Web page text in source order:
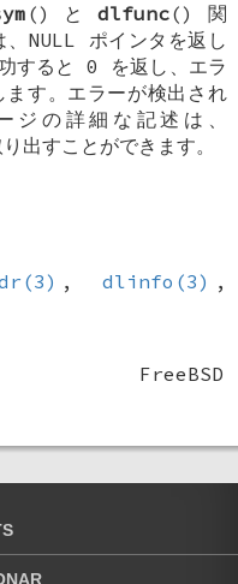
() とdlfunc() 関
、NULL ポインタを返し
すると 0 を返し、エラ
す。エラーが検出され
ジの詳細な記述は、
出すことができます。
, dlinfo(3) ,
FreeBSD